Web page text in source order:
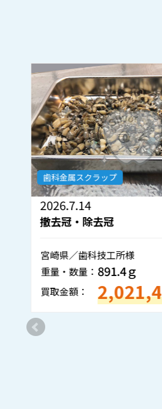
歯科金属スクラップ
2026.7.14
撤去冠・除去冠
宮崎県／歯科技工所様
重量・数量： 891.4ｇ
買取金額：